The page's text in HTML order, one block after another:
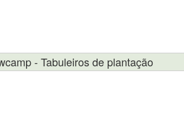
- Tabuleiros de plantação